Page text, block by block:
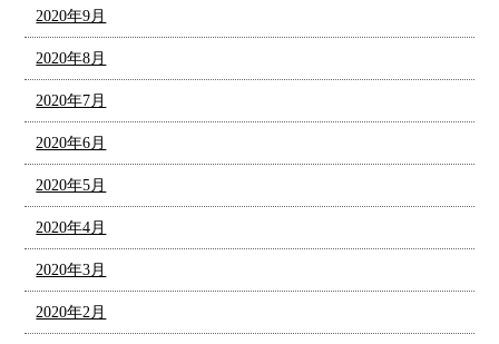
2020年9月
2020年8月
2020年7月
2020年6月
2020年5月
2020年4月
2020年3月
2020年2月